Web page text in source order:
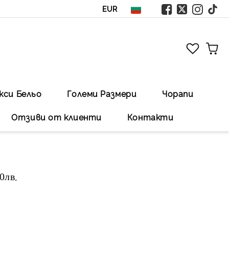
EUR
Бельо Големи Размери Чорапи
Отзиви от клиенти Контакти
.Безплатна доставка със